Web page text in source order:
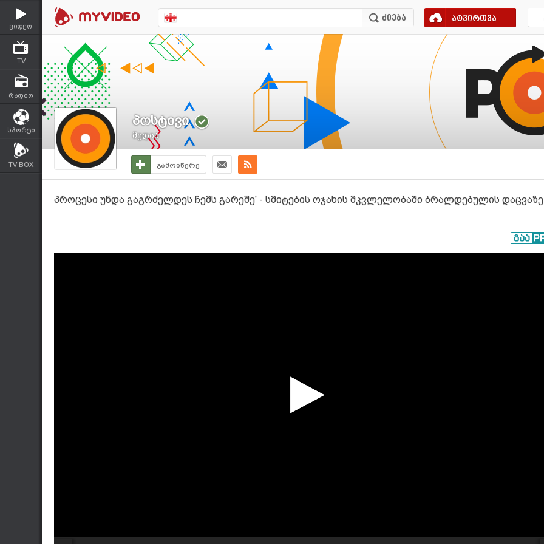
ვიდეო
TV
რადიო
სპორტი
TV BOX
ატვირთვა
პოსტივი
მედია
გამოიწერე
პროცესი უნდა გაგრძელდეს ჩემს გარეშე' - სმიტების ოჯახის მკვლელობაში ბრალდებულის